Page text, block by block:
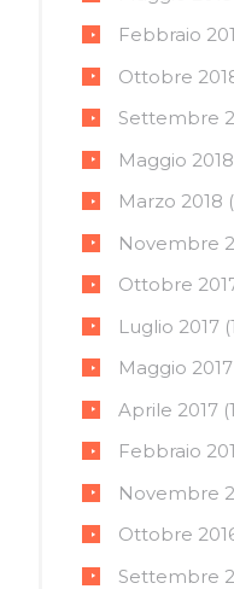
Febbraio
Ottobre
Settembre
Maggio 2018
Marzo 2018
Novembre
Ottobre
Luglio 2017
Maggio 2017
Aprile 2017
Febbraio
Novembre
Ottobre
Settembre